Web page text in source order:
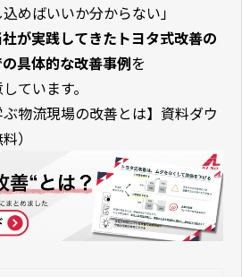
めばいいか分からない」
社が実践してきたトヨタ式改善の
具体的な改善事例を
ています。
物流現場の改善とは】資料ダウ
）